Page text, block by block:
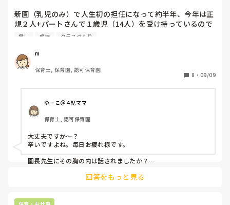
新園（乳児のみ）で人生初の担任になって約半年、今年は正
規２人+パートさんで１歳児（14人）を受け持っているので
すが、相方の先生（М先生）と主任が子どもにも嫌いな職員
例えば、
・特定の子だけに優しく関わる
・手が出る.話を聞かない等手のかかる子には圧をかけた
・自分の感情に任せてきつく当たる
・私がリーダーのときにわざと保育を妨害したり.考えた設
定保育を頭から否定し圧をかけて自分の意見を通す
・叱るときに暴言や些細なことで怒鳴る、手を出す（引っ張
る、叩く、押すなど
・準備や片付けが面倒なことは設定保育に取り入れず楽な保
育ばかりする
・行事内容（運動会の競技内容や作り物）を休んでる日に１
・主任と組んで２人で責める
これは不適切保育・虐待・パワハラになるのでしょうか？
脅し 虐待 クラスづくり
m
保育士, 保育園, 認可保育園
8 ・ 09/09
ゆーこ＠４児ママ
保育士, 認可保育園
大丈夫ですか〜？
辛いですよね。毎日お疲れ様です。
園長先生にその胸の内は話されましたか？
るのが１番だと思います。 回答をもっと見る